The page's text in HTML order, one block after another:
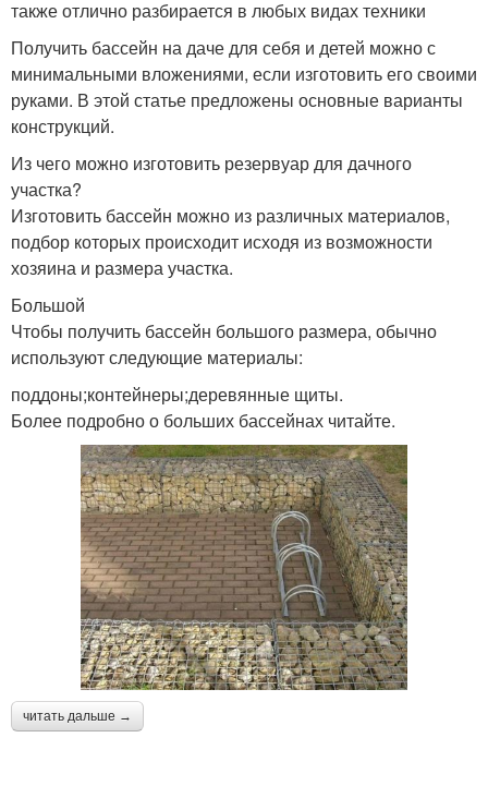
также отлично разбирается в любых видах техники
Получить бассейн на даче для себя и детей можно с
минимальными вложениями, если изготовить его своими
руками. В этой статье предложены основные варианты
конструкций.
Из чего можно изготовить резервуар для дачного
участка?
Изготовить бассейн можно из различных материалов,
подбор которых происходит исходя из возможности
хозяина и размера участка.
Большой
Чтобы получить бассейн большого размера, обычно
используют следующие материалы:
поддоны;контейнеры;деревянные щиты.
Более подробно о больших бассейнах читайте.
читать дальше →